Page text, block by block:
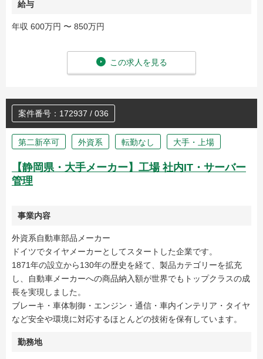
給与
年収 600万円 〜 850万円
この求人を見る
案件番号：172937 / 036
第二新卒可 外資系 転勤なし 大手・上場
【静岡県・大手メーカー】工場 社内IT・サーバー
管理
事業内容
外資系自動車部品メーカー
ドイツでタイヤメーカーとしてスタートした企業です。
1871年の設立から130年の歴史を経て、製品カテゴリーを拡充
し、自動車メーカーへの商品納入額が世界でもトップクラスの成
長を実現しました。
ブレーキ・車体制御・エンジン・通信・車内インテリア・タイヤ
など安全や環境に対応するほとんどの技術を保有しています。
勤務地